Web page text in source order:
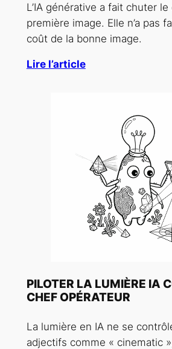
L’IA générative a fait chuter
première image. Elle n’a pas
coût de la bonne image.
Lire l’article
PILOTER LA LUMIÈRE IA
CHEF OPÉRATEUR
La lumière en IA ne se
adjectifs comme « cinematic